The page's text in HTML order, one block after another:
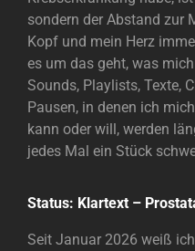
sondern der Abstand zur
Kopf und mein Herz
es um das geht, was
Sounds, Playlists, Texte,
Pausen, in denen ich
kann oder will, werden
jedes Mal ein Stück
Status: Klartext –
Seit Januar 2026 weiß